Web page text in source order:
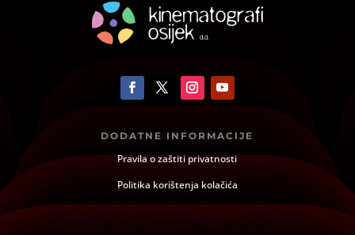
DODATNE INFORMACIJE
Pravila o zaštiti privatnosti
Politika korištenja kolačića